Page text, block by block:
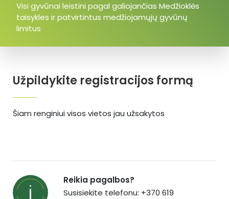
Užpildykite registracijos formą
Šiam renginiui visos vietos jau užsakytos
Visi gyvūnai leistini pagal galiojančias Medžioklės
taisykles ir patvirtintus medžiojamųjų gyvūnų
limitus
Reikia pagalbos?
Susisiekite telefonu: +370 619